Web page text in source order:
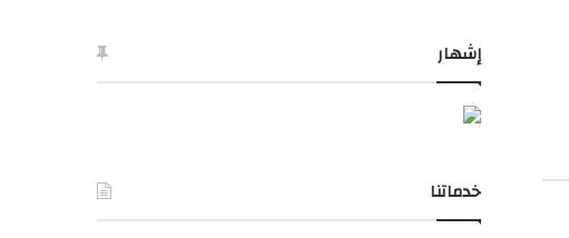
إشهار
خدماتنا